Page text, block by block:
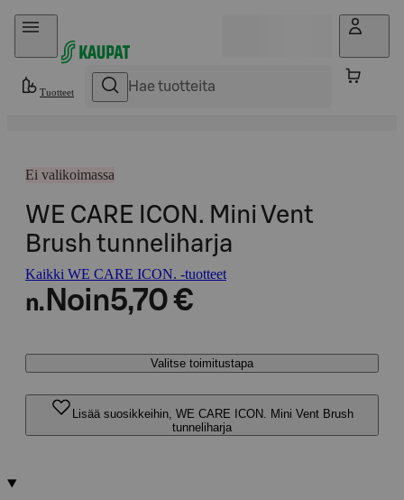
Hyppää sisältöön
Tuotteet
Ei valikoimassa
WE CARE ICON. Mini Vent
Brush tunneliharja
Kaikki WE CARE ICON. -tuotteet
n. Noin5,70 €
Valitse toimitustapa
Lisää suosikkeihin, WE CARE ICON. Mini Vent Brush
tunneliharja